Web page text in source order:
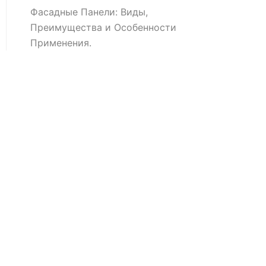
Фасадные Панели: Виды,
Преимущества и Особенности
Применения.